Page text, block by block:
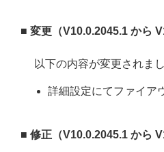
■ 変更（V10.0.2045.1 から
以下の内容が変更されまし
詳細設定にてファイア
■ 修正（V10.0.2045.1 から